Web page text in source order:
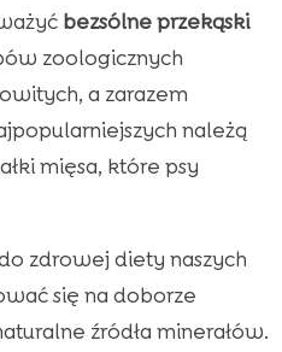
bezsólne przekąski
zoologicznych
a zarazem
należą
mięsa, które psy
zdrowej diety naszych
się na doborze
źródła minerałów.